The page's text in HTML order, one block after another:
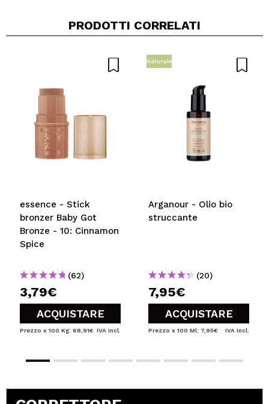
PRODOTTI CORRELATI
essence - Stick
bronzer Baby Got
Bronze - 10: Cinnamon
Spice
(62)
3,79€
ACQUISTARE
Prezzo x 100 Kg: 68,91€ IVA Incl.
Naturale
Arganour - Olio bio
struccante
(20)
7,95€
ACQUISTARE
Prezzo x 100 Ml: 7,95€ IVA Incl.